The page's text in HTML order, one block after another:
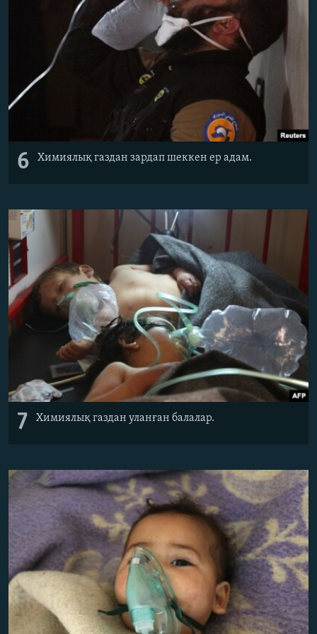
6 Химиялық газдан зардап шеккен ер адам.
7 Химиялық газдан уланған балалар.